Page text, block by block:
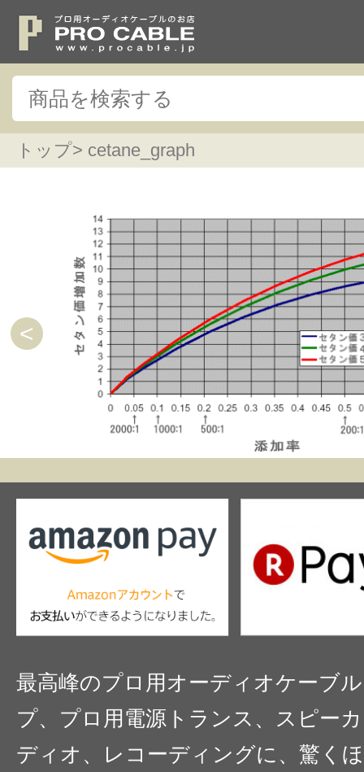
トップ> cetane_graph
最高峰のプロ用オーディオケーブ
プ、プロ用電源トランス、スピー
ディオ、レコーディングに、驚く